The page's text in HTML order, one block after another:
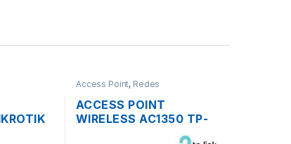
Access Point, Redes
ACCESS POINT
WIRELESS AC1350 TP-
LINK EAP225 DUAL